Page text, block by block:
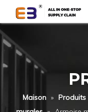
Maison » Produits